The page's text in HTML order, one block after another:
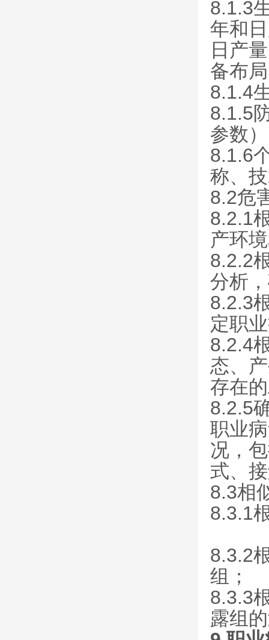
8.1.3
年和
日产
备布
8.1.4
8.1.5
参数）
8.1.6
称、
8.2危
8.2.1
产环
8.2.2
分析
8.2.3
定职
8.2.4
态、
存在
8.2.5
职业
况，
式、
8.3相
8.3.1
8.3.2
组；
8.3.3
露组